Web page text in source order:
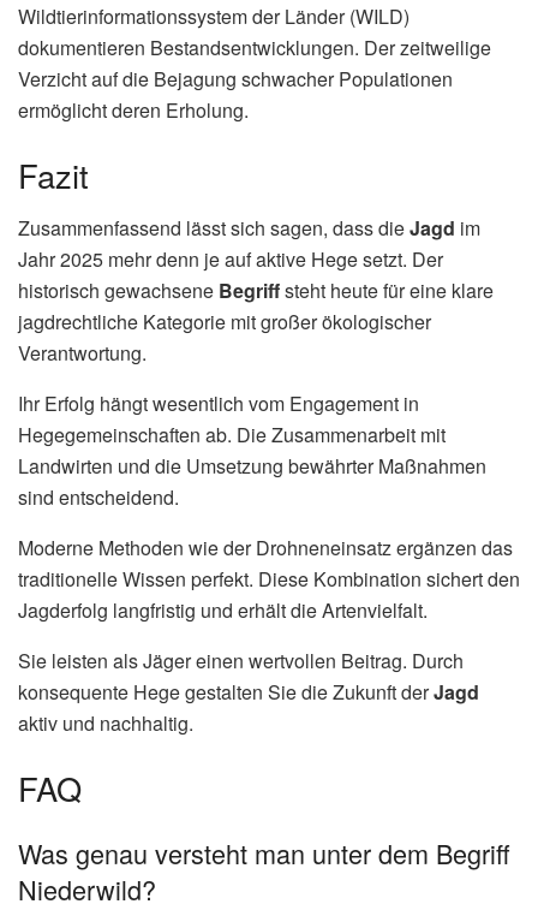
Wildtierinformationssystem der Länder (WILD)
dokumentieren Bestandsentwicklungen. Der zeitweilige
Verzicht auf die Bejagung schwacher Populationen
ermöglicht deren Erholung.
Fazit
Zusammenfassend lässt sich sagen, dass dieJagd im
Jahr 2025 mehr denn je auf aktive Hege setzt. Der
historisch gewachsene Begriffsteht heute für eine klare
jagdrechtliche Kategorie mit großer ökologischer
Verantwortung.
Ihr Erfolg hängt wesentlich vom Engagement in
Hegegemeinschaften ab. Die Zusammenarbeit mit
Landwirten und die Umsetzung bewährter Maßnahmen
sind entscheidend.
Moderne Methoden wie der Drohneneinsatz ergänzen das
traditionelle Wissen perfekt. Diese Kombination sichert den
Jagderfolg langfristig und erhält die Artenvielfalt.
Sie leisten als Jäger einen wertvollen Beitrag. Durch
konsequente Hege gestalten Sie die Zukunft derJagd
aktiv und nachhaltig.
FAQ
Was genau versteht man unter dem Begriff
Niederwild?